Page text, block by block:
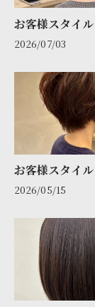
お客様スタイル
2026/07/03
お客様スタイル
2026/05/15